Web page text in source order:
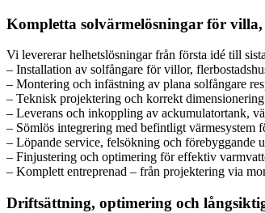
Kompletta solvärmelösningar för
Vi levererar helhetslösningar från första idé till
– Installation av solfångare för villor,
– Montering och infästning av plana solfångare
– Teknisk projektering och korrekt
– Leverans och inkoppling av ackumulatortank,
– Sömlös integrering med befintligt värmesystem
– Löpande service, felsökning och förebyggande
– Finjustering och optimering för effektiv
– Komplett entreprenad – från projektering via
Driftsättning, optimering och